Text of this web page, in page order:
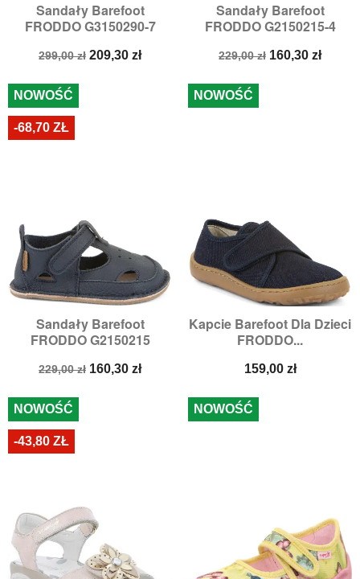
Sandały Barefoot
FRODDO G3150290-7
Cena
299,00 zł Cena
209,30 zł
Sandały Barefoot
FRODDO G2150215-4
Cena
229,00 zł Cena
160,30 zł
Sandały Barefoot
FRODDO G2150215
Cena
229,00 zł Cena
160,30 zł
NOWOŚĆ
-68,70 ZŁ
Kapcie Barefoot Dla Dzieci
FRODDO...
Cena
159,00 zł
NOWOŚĆ
NOWOŚĆ
-43,80 ZŁ
NOWOŚĆ